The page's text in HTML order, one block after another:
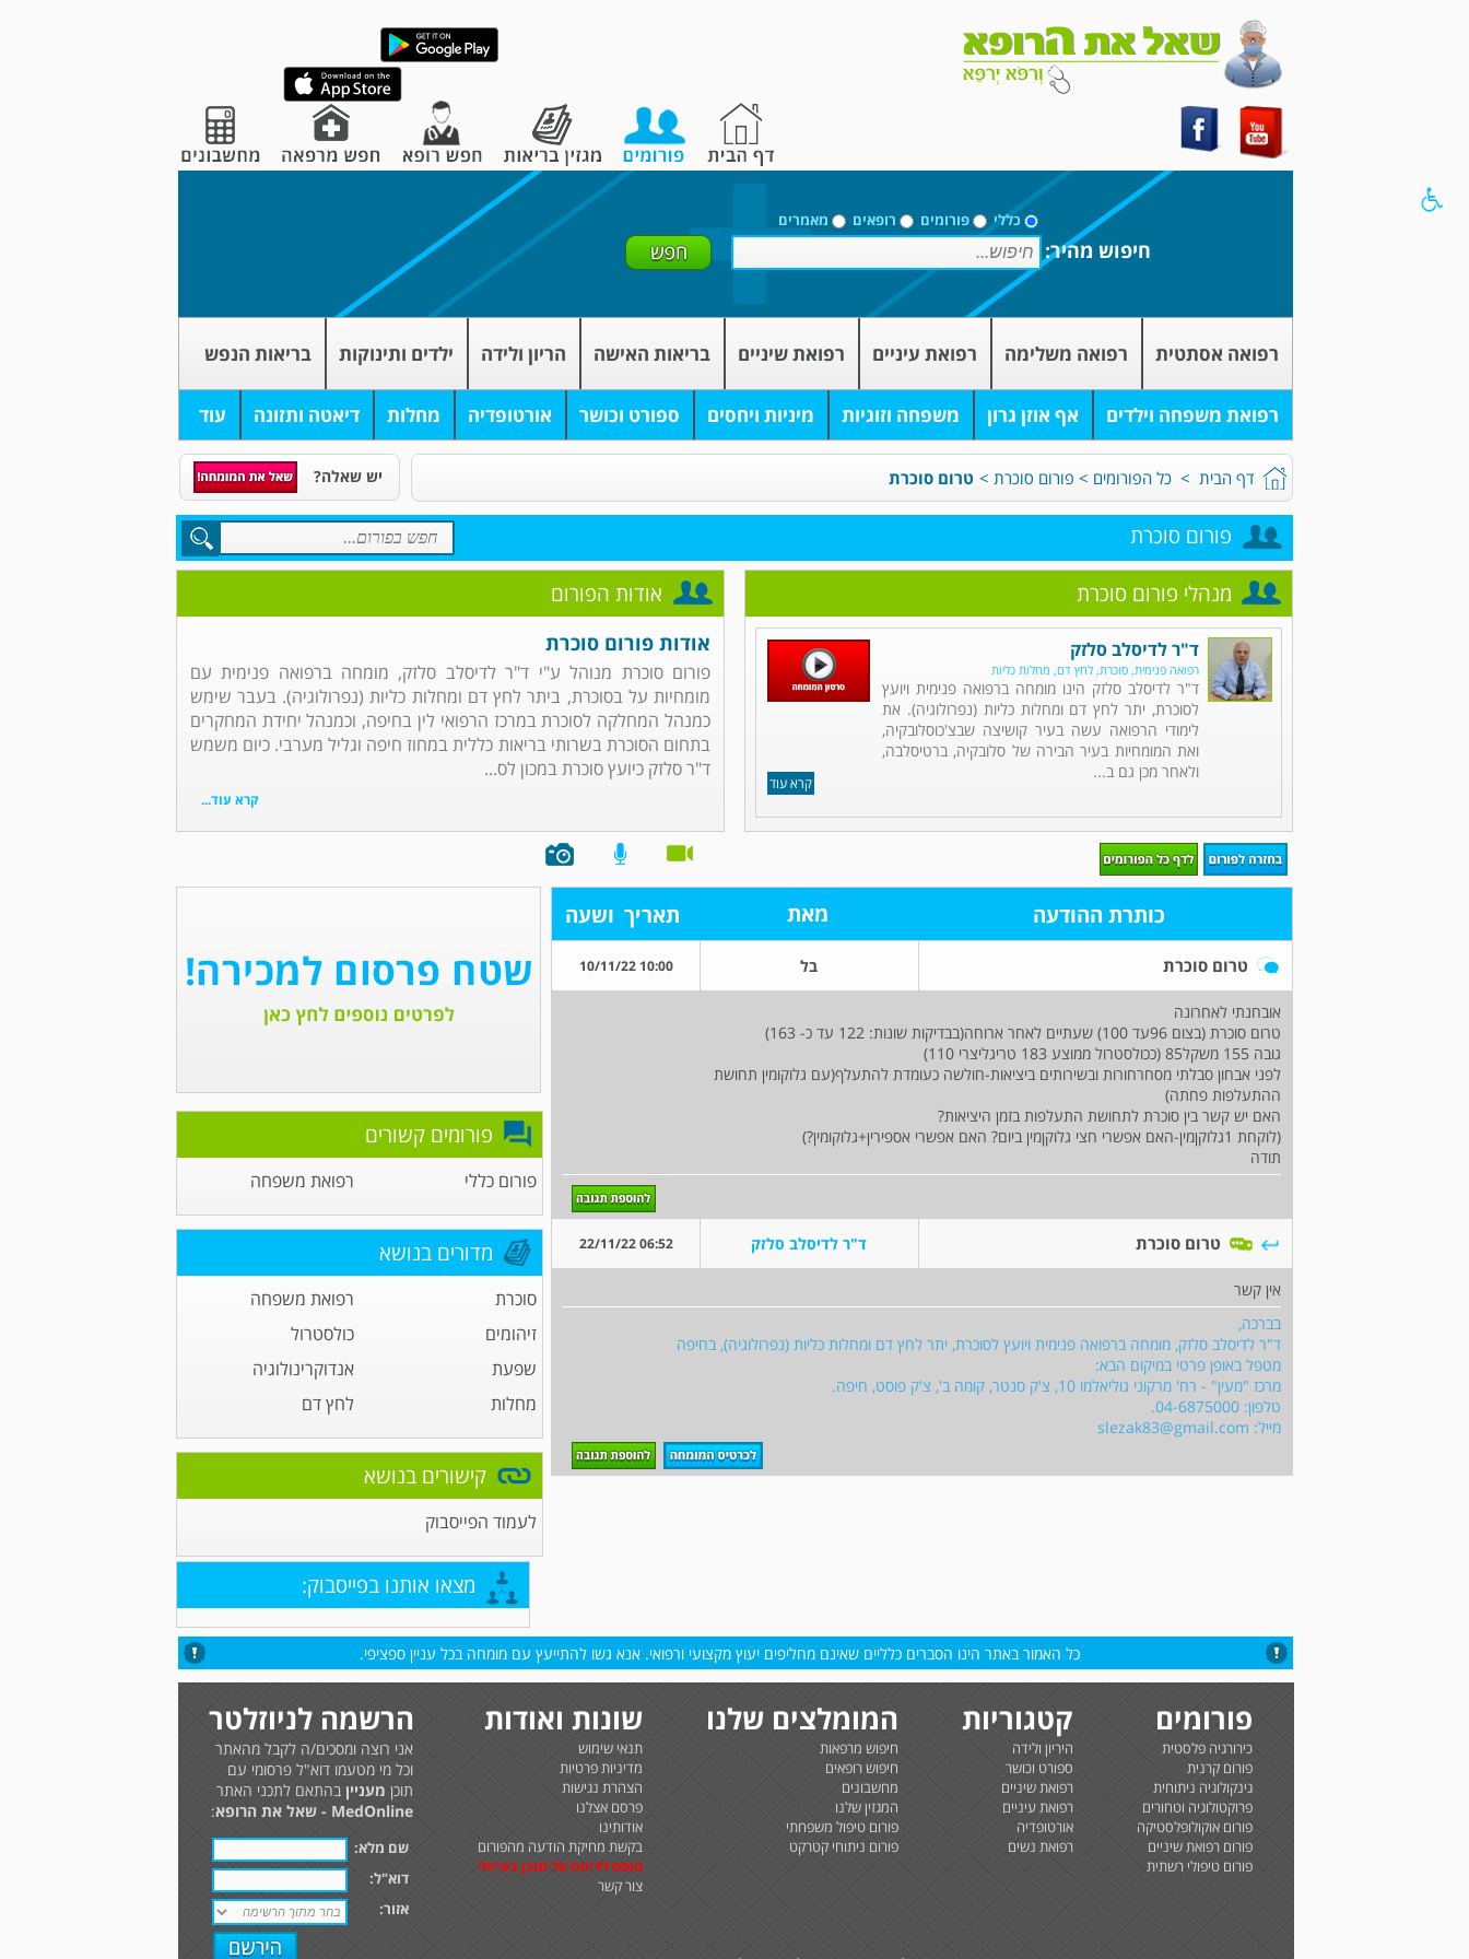
כללי פורומים רופאים מאמרים
חיפוש מהיר:
רפואה אסתטית רפואה משלימה רפואת עיניים רפואת שיניים בריאות האישה הריון ולידה ילדים ותינוקות בריאות הנפש
רפואת משפחה וילדים אף אוזן גרון משפחה וזוגיות מיניות ויחסים ספורט וכושר אורטופדיה מחלות דיאטה ותזונה עוד
דף הבית > כל הפורומים > פורום סוכרת > טרום סוכרת יש שאלה?
פורום סוכרת
אודות הפורום
אודות פורום סוכרת
פורום סוכרת מנוהל ע"י ד"ר לדיסלב סלזק, מומחה ברפואה פנימית עם
מומחיות על בסוכרת, ביתר לחץ דם ומחלות כליות (נפרולוגיה). בעבר שימש
כמנהל המחלקה לסוכרת במרכז הרפואי לין בחיפה, וכמנהל יחידת המחקרים
בתחום הסוכרת בשרותי בריאות כללית במחוז חיפה וגליל מערבי. כיום משמש
ד"ר סלזק כיועץ סוכרת במכון לס...
קרא עוד...
מנהלי פורום סוכרת
קרא עוד
ד"ר לדיסלב סלזק
רפואה פנימית, סוכרת, לחץ דם, מחלות כליות
ד"ר לדיסלב סלזק הינו מומחה ברפואה פנימית ויועץ
לסוכרת, יתר לחץ דם ומחלות כליות (נפרולוגיה). את
לימודי הרפואה עשה בעיר קושיצה שבצ'כוסלובקיה,
ואת המומחיות בעיר הבירה של סלובקיה, ברטיסלבה,
ולאחר מכן גם ב...
כותרת ההודעה מאת תאריך ושעה
טרום סוכרת בל 10:00 10/11/22
אובחנתי לאחרונה
טרום סוכרת (בצום 96עד 100) שעתיים לאחר ארוחה(בבדיקות שונות: 122 עד כ- 163)
גובה 155 משקל85 (ככולסטרול ממוצע 183 טריגליצרי 110)
לפני אבחון סבלתי מסחרחורות ובשירותים ביציאות-חולשה כעומדת להתעלף(עם גלוקומין תחושת
ההתעלפות פחתה)
האם יש קשר בין סוכרת לתחושת התעלפות בזמן היציאות?
(לוקחת 1גלוקןמין-האם אפשרי חצי גלוקןמין ביום? האם אפשרי אספירין+גלוקומין?)
תודה
טרום סוכרת ד"ר לדיסלב סלזק 06:52 22/11/22
אין קשר
בברכה,
ד"ר לדיסלב סלזק, מומחה ברפואה פנימית ויועץ לסוכרת, יתר לחץ דם ומחלות כליות (נפרולוגיה), בחיפה
מטפל באופן פרטי במיקום הבא:
מרכז "מעין" - רח' מרקוני גוליאלמו 10, צ'ק סנטר, קומה ב', צ'ק פוסט, חיפה.
טלפון: 04-6875000.
מייל: slezak83@gmail.com
פורומים קשורים
פורום כללי רפואת משפחה
מדורים בנושא
סוכרת
רפואת משפחה
זיהומים
כולסטרול
שפעת
אנדוקרינולוגיה
מחלות
לחץ דם
קישורים בנושא
לעמוד הפייסבוק
מצאו אותנו בפייסבוק:
כל האמור באתר הינו הסברים כלליים שאינם מחליפים יעוץ מקצועי ורפואי. אנא גשו להתייעץ עם מומחה בכל עניין ספציפי.
פורומים
כירורגיה פלסטית
פורום קרנית
גינקולוגיה ניתוחית
פרוקטולוגיה וטחורים
פורום אוקולופלסטיקה
פורום רפואת שיניים
פורום טיפולי רשתית
קטגוריות
היריון ולידה
ספורט וכושר
רפואת שיניים
רפואת עיניים
אורטופדיה
רפואת נשים
המומלצים שלנו
חיפוש מרפאות
חיפוש רופאים
מחשבונים
המגזין שלנו
פורום טיפול משפחתי
פורום ניתוחי קטרקט
שונות ואודות
תנאי שימוש
מדיניות פרטיות
הצהרת נגישות
פרסם אצלנו
אודותינו
בקשת מחיקת הודעה מהפורום
טופס לדיווח על תוכן בעייתי
צור קשר
הרשמה לניוזלטר
אני רוצה ומסכים/ה לקבל מהאתר
וכל מי מטעמו דוא"ל פרסומי עם
תוכן מענייןבהתאם לתכני האתר
MedOnline - שאל את הרופא
:
שם מלא:
דוא"ל:
אזור: